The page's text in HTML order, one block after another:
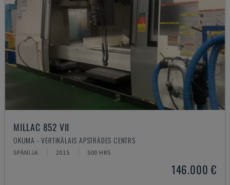
MILLAC 852 VII
OKUMA - VERTIKĀLAIS APSTRĀDES CENTRS
SPĀNIJA 2015 500 HRS
146.000 €